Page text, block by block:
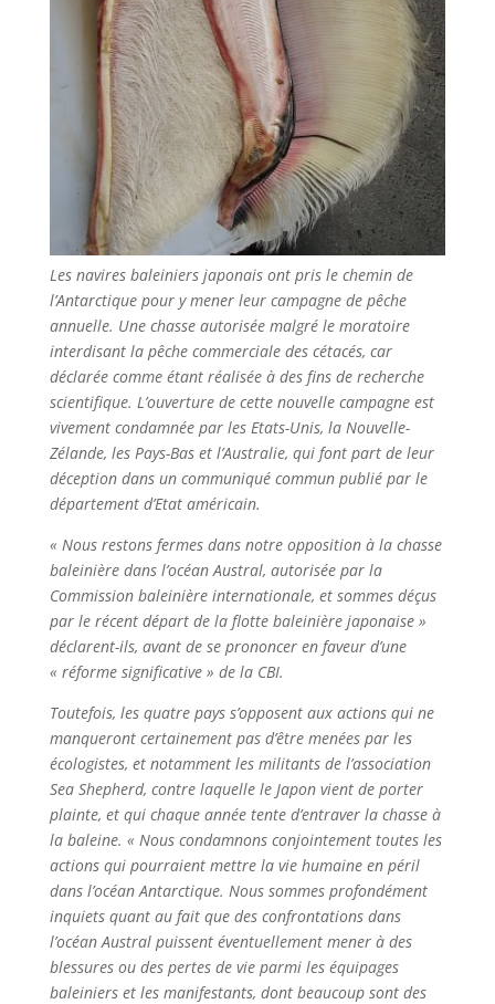
Les navires baleiniers japonais ont pris le chemin de
l’Antarctique pour y mener leur campagne de pêche
annuelle. Une chasse autorisée malgré le moratoire
interdisant la pêche commerciale des cétacés, car
déclarée comme étant réalisée à des fins de recherche
scientifique. L’ouverture de cette nouvelle campagne est
vivement condamnée par les Etats-Unis, la Nouvelle-
Zélande, les Pays-Bas et l’Australie, qui font part de leur
déception dans un communiqué commun publié par le
département d’Etat américain.
« Nous restons fermes dans notre opposition à la chasse
baleinière dans l’océan Austral, autorisée par la
Commission baleinière internationale, et sommes déçus
par le récent départ de la flotte baleinière japonaise »
déclarent-ils, avant de se prononcer en faveur d’une
« réforme significative » de la CBI.
Toutefois, les quatre pays s’opposent aux actions qui ne
manqueront certainement pas d’être menées par les
écologistes, et notamment les militants de l’association
Sea Shepherd, contre laquelle le Japon vient de porter
plainte, et qui chaque année tente d’entraver la chasse à
la baleine. « Nous condamnons conjointement toutes les
actions qui pourraient mettre la vie humaine en péril
dans l’océan Antarctique. Nous sommes profondément
inquiets quant au fait que des confrontations dans
l’océan Austral puissent éventuellement mener à des
blessures ou des pertes de vie parmi les équipages
baleiniers et les manifestants, dont beaucoup sont des